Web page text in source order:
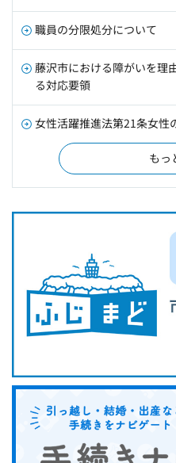
職員の分限処分について
藤沢市における障がいを理
る対応要領
女性活躍推進法第21条女性
もっ